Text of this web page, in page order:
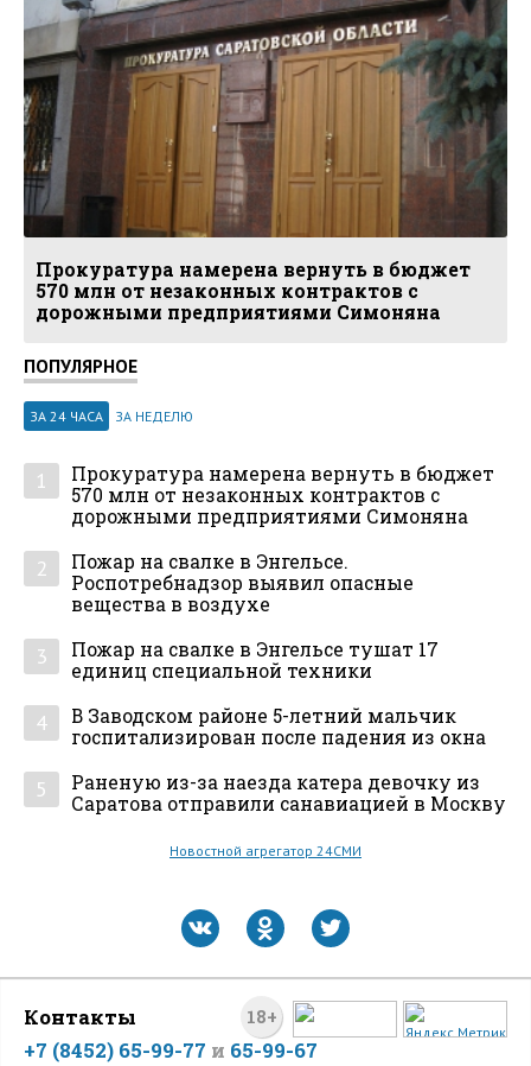
Прокуратура намерена вернуть в бюджет
570 млн от незаконных контрактов с
дорожными предприятиями Симоняна
ПОПУЛЯРНОЕ
ЗА 24 ЧАСА ЗА НЕДЕЛЮ
1
Прокуратура намерена вернуть в бюджет
570 млн от незаконных контрактов с
дорожными предприятиями Симоняна
2
Пожар на свалке в Энгельсе.
Роспотребнадзор выявил опасные
вещества в воздухе
3
Пожар на свалке в Энгельсе тушат 17
единиц специальной техники
4
В Заводском районе 5-летний мальчик
госпитализирован после падения из окна
5
Раненую из-за наезда катера девочку из
Саратова отправили санавиацией в Москву
Новостной агрегатор 24СМИ
18+
Контакты
+7 (8452) 65-99-77 и 65-99-67